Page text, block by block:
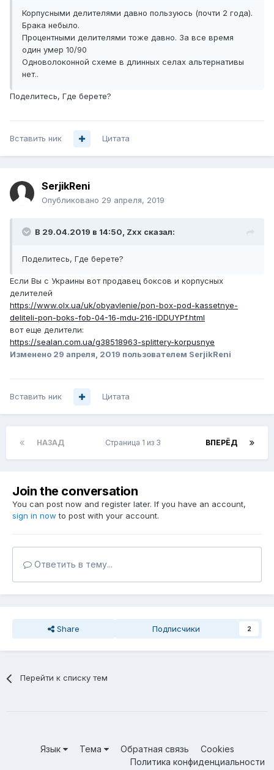
Корпусными делителями давно пользуюсь (почти 2 года).
Брака небыло.
Процентными делителями тоже давно. За все время
один умер 10/90
Одноволоконной схеме в длинных селах альтернативы
нет..
Поделитесь, Где берете?
Вставить ник Цитата
SerjikReni
Опубликовано 29 апреля, 2019
В 29.04.2019 в 14:50, Zxx сказал:
Поделитесь, Где берете?
Если Вы с Украины вот продавец боксов и корпусных
делителей
https://www.olx.ua/uk/obyavlenie/pon-box-pod-kassetnye-
deliteli-pon-boks-fob-04-16-mdu-216-IDDUYPf.html
вот еще делители:
https://sealan.com.ua/g38518963-splittery-korpusnye
Изменено 29 апреля, 2019 пользователем SerjikReni
Вставить ник Цитата
НАЗАД ВПЕРЁД
Страница 1 из 3
Join the conversation
You can post now and register later. If you have an account,
sign in now to post with your account.
Ответить в тему...
Share Подписчики 2
Перейти к списку тем
Язык Тема Обратная связь
Cookies
Политика конфиденциальности